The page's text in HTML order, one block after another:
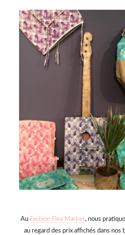
Au Fashion Flea Market, nous
au regard des prix affichés dans nos